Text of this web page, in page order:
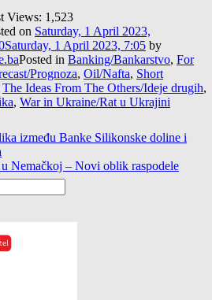
Views: 1,523
on Saturday, 1 April 2023,
Saturday, 1 April 2023, 7:05 by
Posted in Banking/Bankarstvo, For
Prognoza, Oil/Nafta, Short
The Ideas From The Others/Ideje drugih,
, War in Ukraine/Rat u Ukrajini
između Banke Silikonske doline i
u Nemačkoj – Novi oblik raspodele